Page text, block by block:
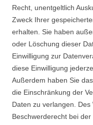
Recht, unentgeltlich
Zweck Ihrer
erhalten. Sie haben
oder Löschung dieser
Einwilligung zur
diese Einwilligung
Außerdem haben Sie
die Einschränkung der
Daten zu verlangen.
Beschwerderecht bei der